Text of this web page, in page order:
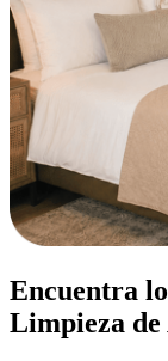
Encuentra
Limpieza